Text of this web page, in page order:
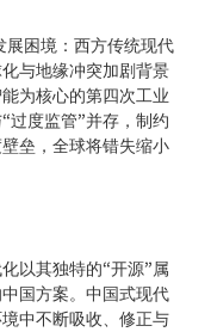
展困境：西方传统现代
与地缘冲突加剧背景
为核心的第四次工业
过度监管”并存，制约
垒，全球将错失缩小
以其独特的“开源”属
国方案。中国式现代
中不断吸收、修正与